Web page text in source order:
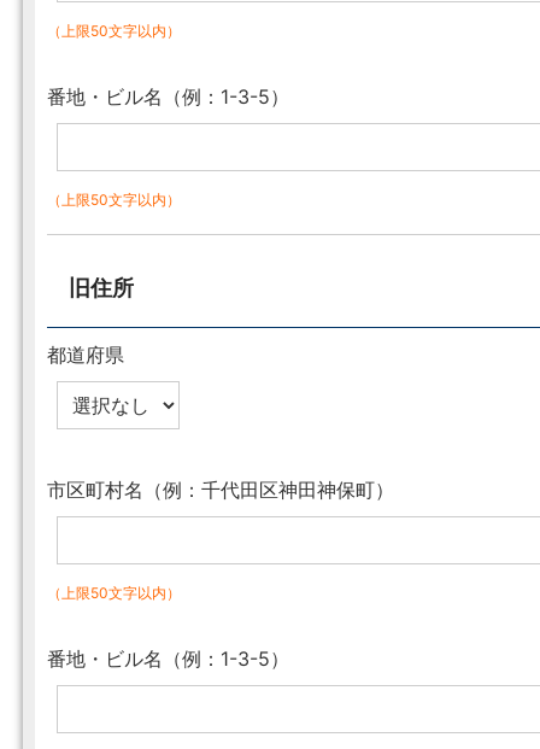
（上限50文字以内）
番地・ビル名（例：1-3-5）
（上限50文字以内）
旧住所
都道府県
市区町村名（例：千代田区神田神保町）
（上限50文字以内）
番地・ビル名（例：1-3-5）